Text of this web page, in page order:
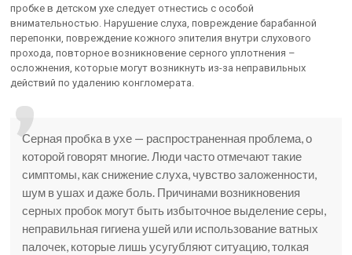
пробке в детском ухе следует отнестись с особой
внимательностью. Нарушение слуха, повреждение барабанной
перепонки, повреждение кожного эпителия внутри слухового
прохода, повторное возникновение серного уплотнения –
осложнения, которые могут возникнуть из-за неправильных
действий по удалению конгломерата.
Серная пробка в ухе — распространенная проблема, о
которой говорят многие. Люди часто отмечают такие
симптомы, как снижение слуха, чувство заложенности,
шум в ушах и даже боль. Причинами возникновения
серных пробок могут быть избыточное выделение серы,
неправильная гигиена ушей или использование ватных
палочек, которые лишь усугубляют ситуацию, толкая